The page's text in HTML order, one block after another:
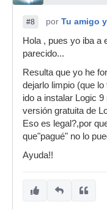
#8 por Tu amigo
Hola , pues yo iba a
parecido...
Resulta que yo he
dejarlo limpio (que
ido a instalar Logic
versión gratuita de
Eso es legal?,por
que"pagué" no lo
Ayuda!!